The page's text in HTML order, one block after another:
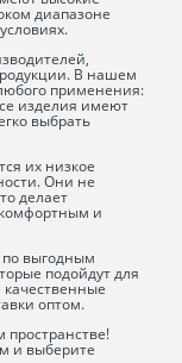
диапазоне
В нашем
применения:
изделия имеют
выбрать
их низкое
Они не
делает
и
по выгодным
подойдут для
оптом.
и выберите